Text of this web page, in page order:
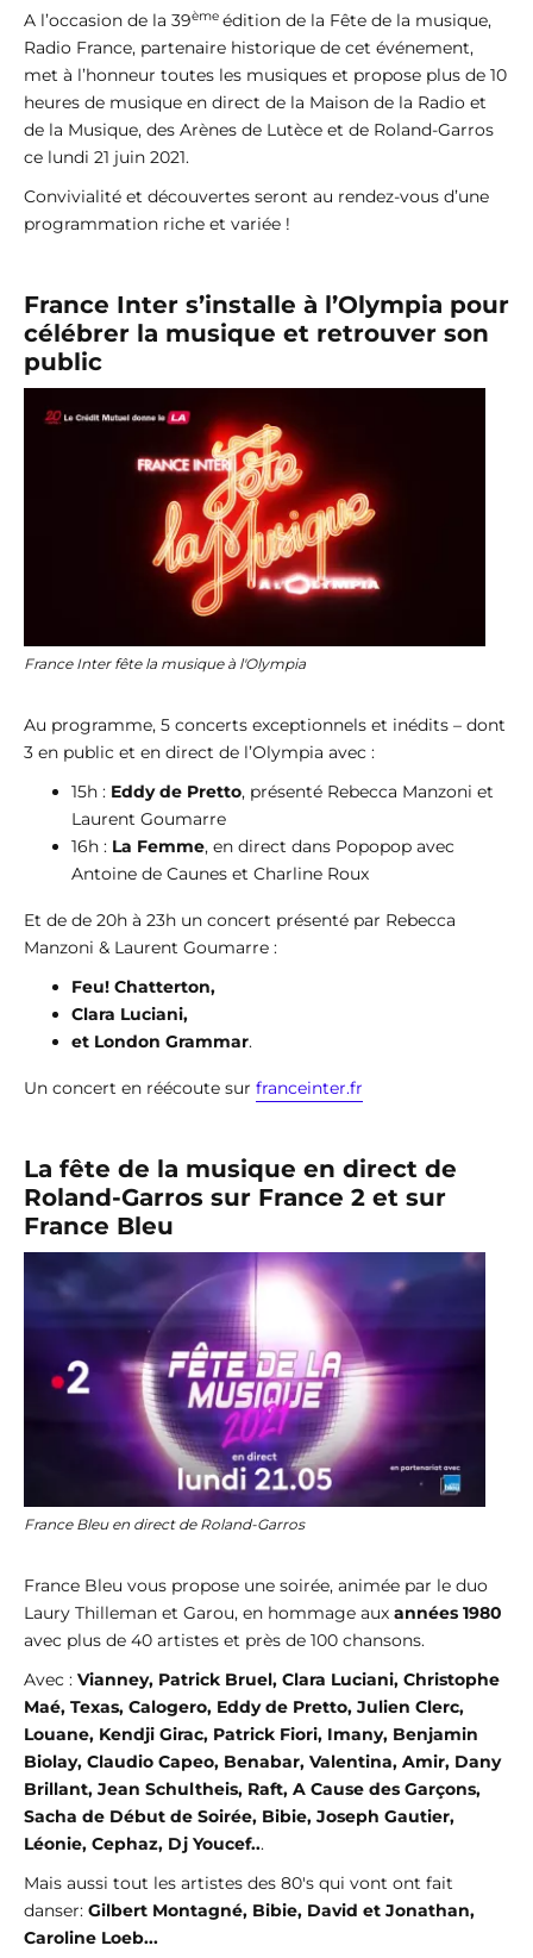
A l’occasion de la 39ème édition de la Fête de la musique,
Radio France, partenaire historique de cet événement,
met à l’honneur toutes les musiques et propose plus de 10
heures de musique en direct de la Maison de la Radio et
de la Musique, des Arènes de Lutèce et de Roland-Garros
ce lundi 21 juin 2021.
Convivialité et découvertes seront au rendez-vous d’une
programmation riche et variée !
France Inter s’installe à l’Olympia pour
célébrer la musique et retrouver son
public
France Inter fête la musique à l'Olympia
Au programme, 5 concerts exceptionnels et inédits – dont
3 en public et en direct de l’Olympia avec :
15h : Eddy de Pretto, présenté Rebecca Manzoni et
Laurent Goumarre
16h : La Femme, en direct dans Popopop avec
Antoine de Caunes et Charline Roux
Et de de 20h à 23h un concert présenté par Rebecca
Manzoni & Laurent Goumarre :
Feu! Chatterton,
Clara Luciani,
et London Grammar.
Un concert en réécoute sur franceinter.fr
La fête de la musique en direct de
Roland-Garros sur France 2 et sur
France Bleu
France Bleu en direct de Roland-Garros
France Bleu vous propose une soirée, animée par le duo
Laury Thilleman et Garou, en hommage aux années 1980
avec plus de 40 artistes et près de 100 chansons.
Avec : Vianney, Patrick Bruel, Clara Luciani, Christophe
Maé, Texas, Calogero, Eddy de Pretto, Julien Clerc,
Louane, Kendji Girac, Patrick Fiori, Imany, Benjamin
Biolay, Claudio Capeo, Benabar, Valentina, Amir, Dany
Brillant, Jean Schultheis, Raft, A Cause des Garçons,
Sacha de Début de Soirée, Bibie, Joseph Gautier,
Léonie, Cephaz, Dj Youcef...
Mais aussi tout les artistes des 80's qui vont ont fait
danser: Gilbert Montagné, Bibie, David et Jonathan,
Caroline Loeb...